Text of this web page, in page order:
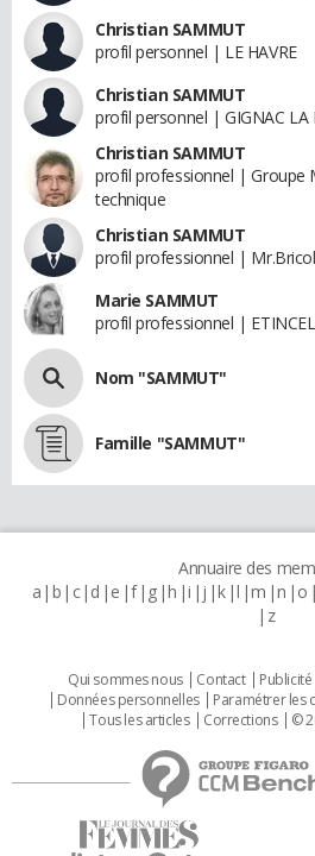
Christian SAMMUT
profil personnel | LE HAVRE
Christian SAMMUT
profil personnel | GIGNAC LA
Christian SAMMUT
profil professionnel | Groupe
technique
Christian SAMMUT
profil professionnel |
Marie SAMMUT
profil professionnel |
Nom "SAMMUT"
Famille "SAMMUT"
Annuaire des
a b c d e f g h i j k l m n o
z
Qui sommes nous Contact Publicité
Données personnelles
Paramétrer les
Tous les articles
Corrections ©